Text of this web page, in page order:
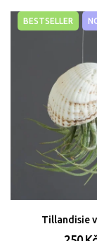
BESTSELLER
Tillandisie